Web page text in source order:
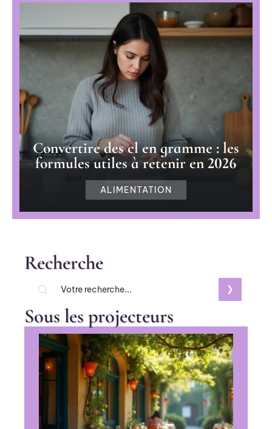
Convertire des cl en gramme : les
formules utiles à retenir en 2026
ALIMENTATION
Recherche
Sous les projecteurs